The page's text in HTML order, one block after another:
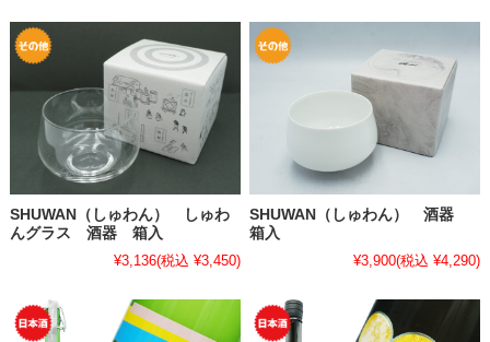
SHUWAN（しゅわん） しゅわ
んグラス 酒器 箱入
¥3,136(税込 ¥3,450)
SHUWAN（しゅわん） 酒器
箱入
¥3,900(税込 ¥4,290)